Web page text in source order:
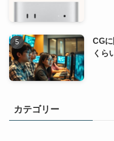
CG
くら
カテゴリー